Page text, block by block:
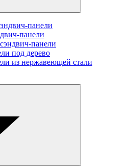
панели
панели
панели
под дерево
из нержавеющей стали